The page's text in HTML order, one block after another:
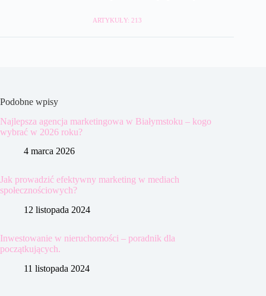
ARTYKUŁY: 213
Podobne wpisy
Najlepsza agencja marketingowa w Białymstoku – kogo
wybrać w 2026 roku?
4 marca 2026
Jak prowadzić efektywny marketing w mediach
społecznościowych?
12 listopada 2024
Inwestowanie w nieruchomości – poradnik dla
początkujących.
11 listopada 2024